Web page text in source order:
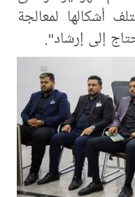
أشكالها لمعالجة
إلى إرشاد".